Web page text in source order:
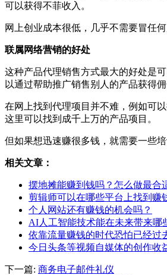
可以获得不菲收入。
网上创业成本很低，几乎不需要冒任
联属网络营销的好处
这种产品代理销售方式最大的好处是
以通过帮助推广销售别人的产品获得
在网上找到代理项目并不难，例如可
这里可以找到成千上万的产品项目。
但如果想迅速赚很多钱，就需要一些
相关文章：
摆地摊能赚到钱吗？怎么做最合
剪辑师可以在哪些平台上找到赚
个人网站还有赚钱的机会吗？
AI人工智能技术能在未来带来哪
依靠流量赚钱的时代恐怕已经过
今日头条等视频自媒体的创作收
下一篇: 商务电子邮件礼仪